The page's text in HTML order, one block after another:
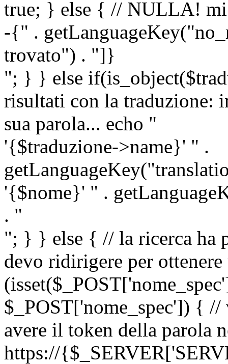
true; } else { // NULLA! mi
-{" .
trovato") . "]}
"; } } else
risultati con la traduzione:
sua parola... echo "
'{$traduzione->name}' " .
'{$nome}' " .
. "
"; } } else { // la ricerca ha
devo ridirigere per
$_POST['nome_spec']) {
avere il token della parola
https://